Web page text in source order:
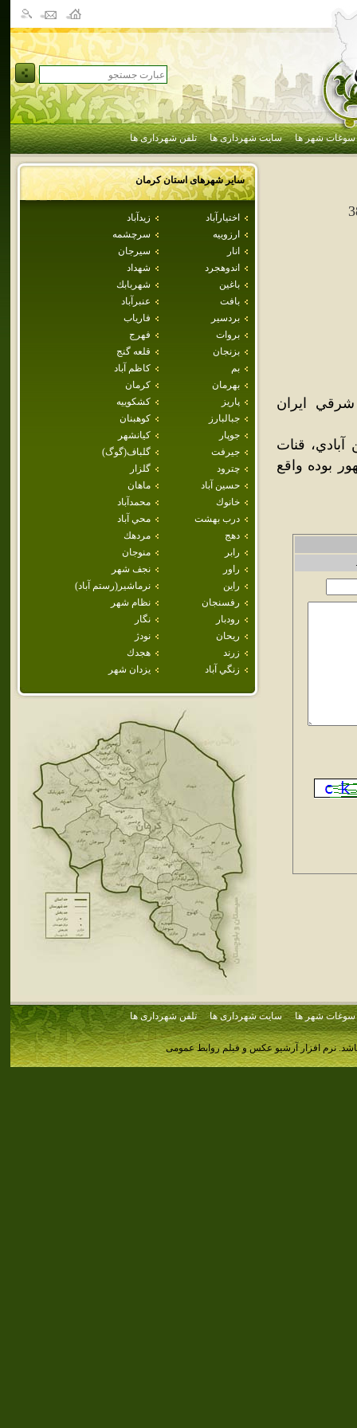
سوغات شهر ها سایت شهرداری ها تلفن شهرداری ها
سایر شهرهای استانكرمان
اختيارآباد
زيدآباد
ارزوييه
سرچشمه
انار
سيرجان
اندوهجرد
شهداد
باغين
شهربابك
بافت
عنبرآباد
بردسير
فارياب
بروات
فهرج
بزنجان
قلعه گنج
بم
كاظم آباد
بهرمان
كرمان
پاريز
كشكوييه
جبالبارز
كوهبنان
جوپار
كيانشهر
جيرفت
گلباف(گوگ)
چترود
گلزار
حسين آباد
ماهان
خانوك
محمدآباد
درب بهشت
محي آباد
دهج
مردهك
رابر
منوجان
راور
نجف شهر
راين
نرماشير(رستم آباد)
رفسنجان
نظام شهر
رودبار
نگار
ريحان
نودژ
زرند
هجدك
زنگي آباد
يزدان شهر
ايران
آبادي، قنات
بوده واقع
سوغات شهر ها سایت شهرداری ها تلفن شهرداری ها
نرم افزار آرشیو عکس و فیلم روابط عمومی